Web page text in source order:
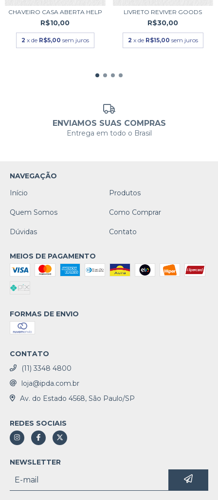
CHAVEIRO CASA ABERTA HELP
R$10,00
2 x de R$5,00 sem juros
LIVRETO REVIVER GOODS
R$30,00
2 x de R$15,00 sem juros
ENVIAMOS SUAS COMPRAS
Entrega em todo o Brasil
NAVEGAÇÃO
Início
Produtos
Quem Somos Como Comprar
Dúvidas Contato
MEIOS DE PAGAMENTO
FORMAS DE ENVIO
CONTATO
(11) 3348 4800
loja@ipda.com.br
Av. do Estado 4568, São Paulo/SP
REDES SOCIAIS
NEWSLETTER